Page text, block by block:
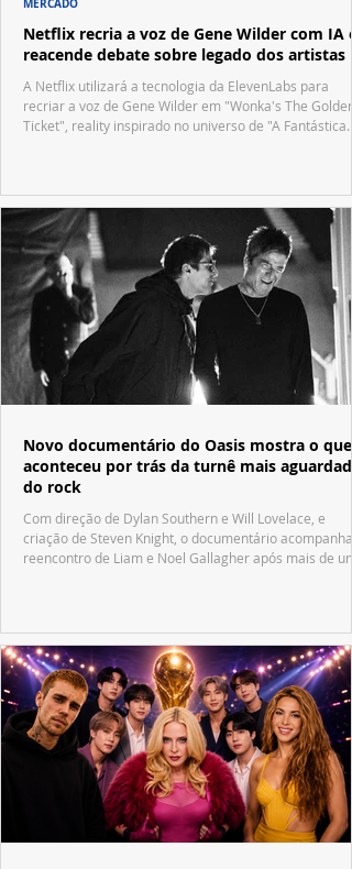
Netflix recria a voz de Gene Wilder com IA e
reacende debate sobre legado dos artistas
A Netflix utilizará a tecnologia da ElevenLabs para
recriar a voz de Gene Wilder em "Wonka's The Golden
Ticket", reality inspirado no universo de "A Fantástica
Novo documentário do Oasis mostra o que
aconteceu por trás da turnê mais aguardada
do rock
Com direção de Dylan Southern e Will Lovelace, e
criação de Steven Knight, o documentário acompanha
reencontro de Liam e Noel Gallagher após mais de